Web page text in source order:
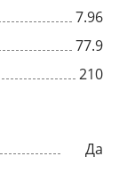
7.96
77.9
210
Да